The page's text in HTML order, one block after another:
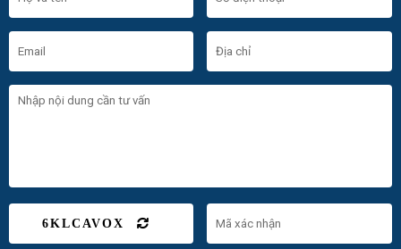
6KLCAVOX